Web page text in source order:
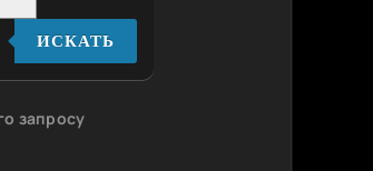
ИСКАТЬ
запросу